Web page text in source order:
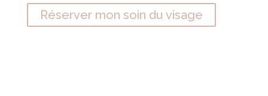
Réserver mon soin du visage